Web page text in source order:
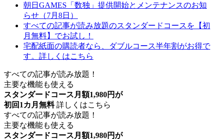
朝日GAMES「数独」提供開始とメンテナンスのお知
らせ（7月8日）
すべての記事が読み放題のスタンダードコースを【初
月無料】でお試し！
宅配紙面の購読者なら、ダブルコース半年割がお得で
す。詳しくはこちら
すべての記事が読み放題！
主要な機能も使える
スタンダードコース月額1,980円が
初回1カ月無料 詳しくはこちら
すべての記事が読み放題！
主要な機能も使える
スタンダードコース月額1,980円が